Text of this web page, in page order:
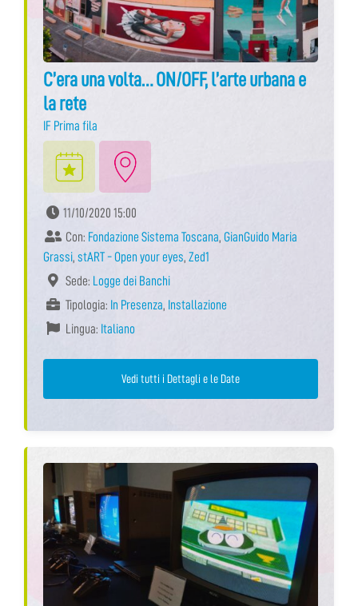
C’era una volta… ON/OFF, l’arte urbana e
la rete
IF Prima fila
11/10/2020 15:00
Con: Fondazione Sistema Toscana, GianGuido Maria
Grassi, stART - Open your eyes, Zed1
Sede: Logge dei Banchi
Tipologia: In Presenza, Installazione
Lingua: Italiano
Vedi tutti i Dettagli e le Date